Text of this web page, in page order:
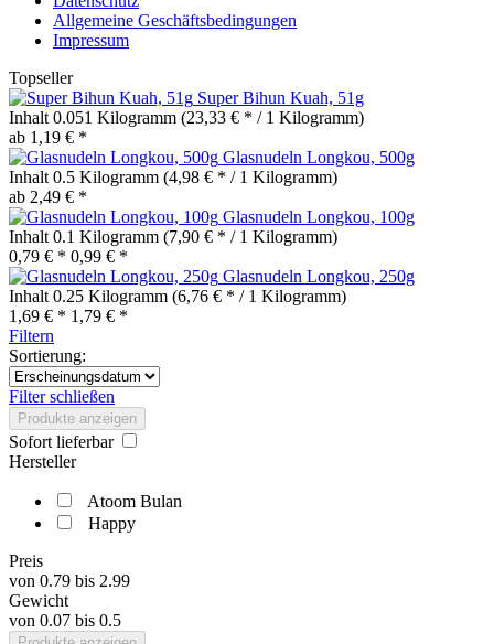
Allgemeine Geschäftsbedingungen
Impressum
Topseller
Super Bihun Kuah, 51g
Inhalt 0.051 Kilogramm (23,33 € * / 1 Kilogramm)
ab 1,19 € *
Glasnudeln Longkou, 500g
Inhalt 0.5 Kilogramm (4,98 € * / 1 Kilogramm)
ab 2,49 € *
Glasnudeln Longkou, 100g
Inhalt 0.1 Kilogramm (7,90 € * / 1 Kilogramm)
0,79 € * 0,99 € *
Glasnudeln Longkou, 250g
Inhalt 0.25 Kilogramm (6,76 € * / 1 Kilogramm)
1,69 € * 1,79 € *
Filtern
Sortierung:
Filter schließen
Produkte anzeigen
Sofort lieferbar
Hersteller
Atoom Bulan
Happy
Preis
von 0.79 bis 2.99
Gewicht
von 0.07 bis 0.5